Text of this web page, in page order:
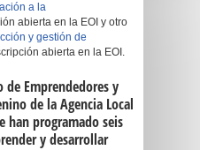
a la
abierta en la EOI y otro
y gestión de
abierta en la EOI.
de Emprendedores y
de la Agencia Local
han programado seis
y desarrollar